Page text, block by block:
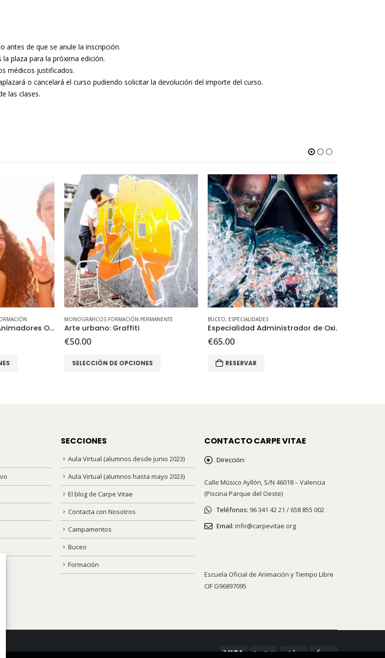
antes de que se anule la inscripción.
plaza para la próxima edición.
médicos justificados.
o cancelará el curso pudiendo solicitar la devolución del importe del curso.
las clases.
Curso Formador de Animadores Oficial Valencia
MONOGRÁFICOS FORMACIÓN PERMANENTE
Arte urbano: Graffiti
€50.00
SELECCIÓN DE OPCIONES
BUCEO,ESPECIALIDADES
Especialidad Administrador de Oxigeno
€65.00
RESERVAR
SECCIONES
Aula Virtual (alumnos desde junio 2023)
Aula Virtual (alumnos hasta mayo 2023)
El blog de Carpe Vitae
Contacta con Nosotros
Campamentos
Buceo
Formación
CONTACTO CARPE VITAE
Dirección:
Calle Músico Ayllón, S/N 46018 – Valencia
(Piscina Parque del Oeste)
Teléfonos: 96 341 42 21 / 658 855 002
Email: info@carpevitae.org
Escuela Oficial de Animación y Tiempo Libre
CIF G96897095